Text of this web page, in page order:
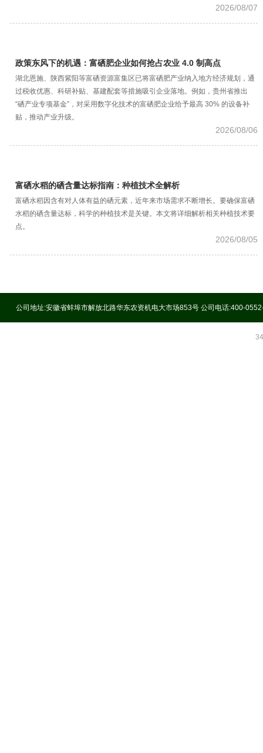
2026/08/07
政策东风下的机遇：富硒肥企业如何抢占农业 4.0 制高点
湖北恩施、陕西紫阳等富硒资源富集区已将富硒肥产业纳入地方经济规划，通
过税收优惠、科研补贴、基建配套等措施吸引企业落地。例如，贵州省推出
“硒产业专项基金”，对采用数字化技术的富硒肥企业给予最高 30% 的设备补
贴，推动产业升级。
2026/08/06
富硒水稻的硒含量达标指南：种植技术全解析
富硒水稻因含有对人体有益的硒元素，近年来市场需求不断增长。要确保富硒
水稻的硒含量达标，科学的种植技术是关键。本文将详细解析相关种植技术要
点。
2026/08/05
公司地址:安徽省蚌埠市解放北路华东农资机电大市场853号 公司电话:400-